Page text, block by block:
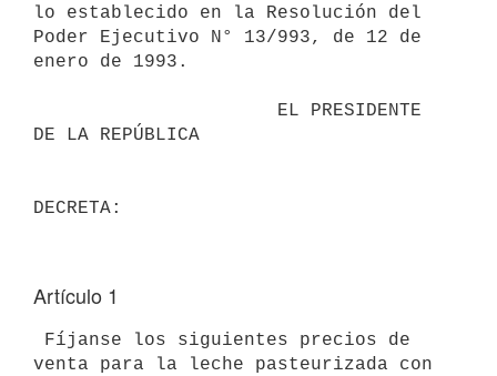
lo establecido en la Resolución del
Poder Ejecutivo N° 13/993, de 12 de
enero de 1993.
DE LA REPÚBLICA
Artículo 1
venta para la leche pasteurizada con